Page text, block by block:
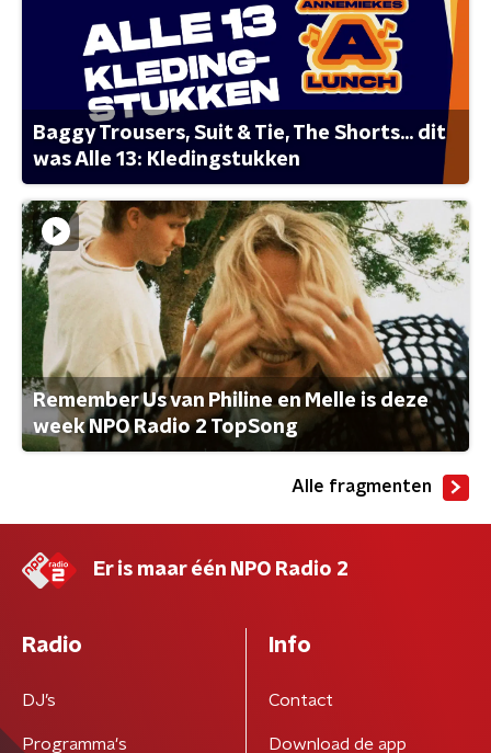
Baggy Trousers, Suit & Tie, The Shorts... dit
was Alle 13: Kledingstukken
Remember Us van Philine en Melle is deze
week NPO Radio 2 TopSong
Alle fragmenten
Er is maar één NPO Radio 2
Radio
DJ’s
Programma's
Info
Contact
Download de app